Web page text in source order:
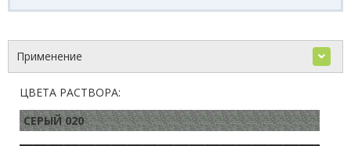
Применение
ЦВЕТА РАСТВОРА:
СЕРЫЙ 020